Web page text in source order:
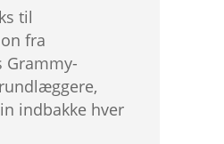
til
fra
Grammy-
indbakke hver